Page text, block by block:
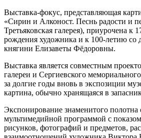
Выставка-фокус, представляющая
«Сирин и Алконост. Песнь радости и
Третьяковская галерея), приурочена к
рождения художника и к 100-летию со
княгини Елизаветы Фёдоровны.
Выставка является совместным
галереи и Сергиевского
за долгие годы вновь в экспозиции
картина, обычно хранящаяся в
Экспонирование знаменитого полотна
мультимедийной программой с
рисунков, фотографий и предметов,